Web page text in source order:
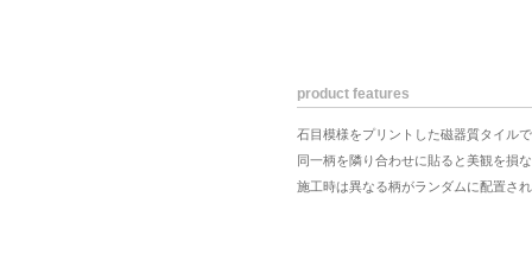
product features
石目模様をプリントした磁器質タイル
同一柄を隣り合わせに貼ると美観を損
施工時は異なる柄がランダムに配置さ